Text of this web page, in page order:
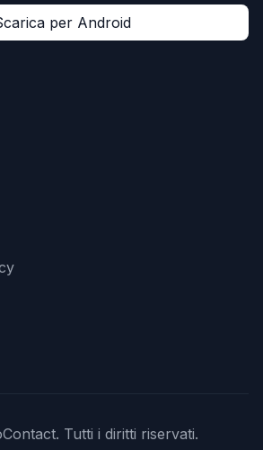
per Android
Tutti i diritti riservati.